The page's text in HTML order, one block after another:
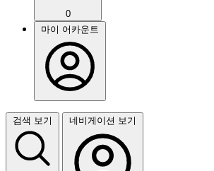
0
마이 어카운트
검색 보기 네비게이션 보기